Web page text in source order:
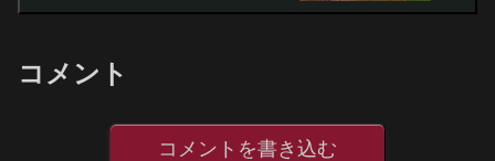
コメント
コメントを書き込む